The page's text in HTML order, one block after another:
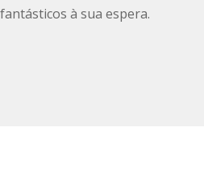
à sua espera.